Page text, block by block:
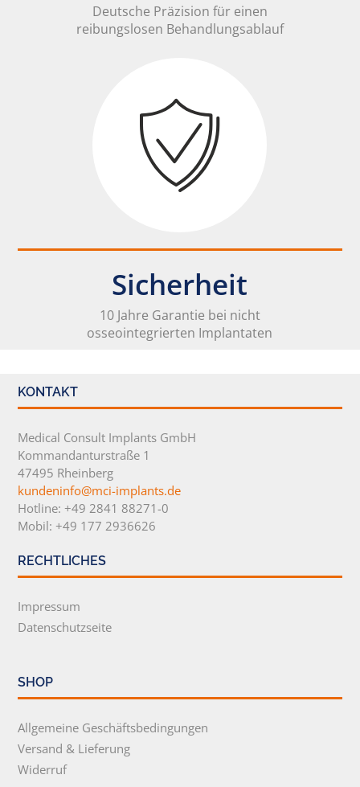
Deutsche Präzision für einen
reibungslosen Behandlungsablauf
Sicherheit
10 Jahre Garantie bei nicht
osseointegrierten Implantaten
KONTAKT
Medical Consult Implants GmbH
Kommandanturstraße 1
47495 Rheinberg
kundeninfo@mci-implants.de
Hotline: +49 2841 88271-0
Mobil: +49 177 2936626
RECHTLICHES
Impressum
Datenschutzseite
SHOP
Allgemeine Geschäftsbedingungen
Versand & Lieferung
Widerruf